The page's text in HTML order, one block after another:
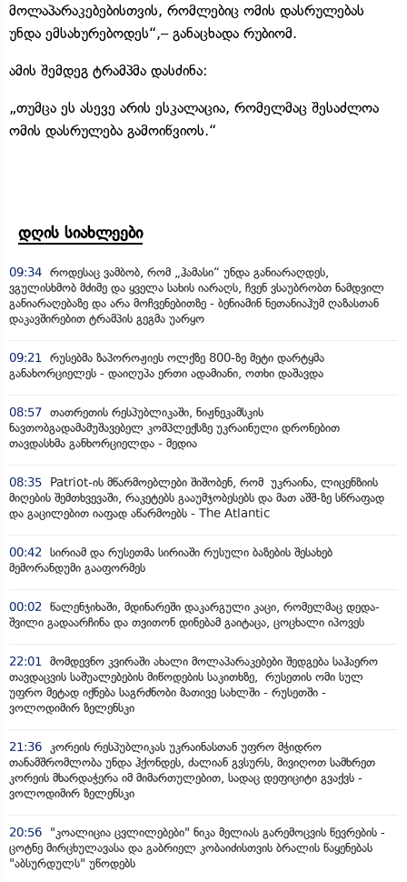
მოლაპარაკებებისთვის, რომლებიც ომის დასრულებას
უნდა ემსახურებოდეს“,– განაცხადა რუბიომ.
ამის შემდეგ ტრამპმა დასძინა:
„თუმცა ეს ასევე არის ესკალაცია, რომელმაც შესაძლოა
ომის დასრულება გამოიწვიოს.“
დღის სიახლეები
09:34 როდესაც ვამბობ, რომ „ჰამასი“ უნდა განიარაღდეს,
ვგულისხმობ მძიმე და ყველა სახის იარაღს, ჩვენ ვსაუბრობთ ნამდვილ
განიარაღებაზე და არა მოჩვენებითზე - ბენიამინ ნეთანიაჰუმ ღაზასთან
დაკავშირებით ტრამპის გეგმა უარყო
09:21
რუსებმა ზაპოროჟიეს ოლქზე 800-ზე მეტი დარტყმა
განახორციელეს - დაიღუპა ერთი ადამიანი, ოთხი დაშავდა
08:57 თათრეთის რესპუბლიკაში, ნიჟნეკამსკის
ნავთობგადამამუშავებელ კომპლექსზე უკრაინული დრონებით
თავდასხმა განხორციელდა - მედია
08:35
Patriot-ის მწარმოებლები შიშობენ, რომ უკრაინა, ლიცენზიის
მიღების შემთხვევაში, რაკეტებს გააუმჯობესებს და მათ აშშ-ზე სწრაფად
და გაცილებით იაფად აწარმოებს - The Atlantic
00:42
სირიამ და რუსეთმა სირიაში რუსული ბაზების შესახებ
მემორანდუმი გააფორმეს
00:02
წალენჯიხაში, მდინარეში დაკარგული კაცი, რომელმაც დედა-
შვილი გადაარჩინა და თვითონ დინებამ გაიტაცა, ცოცხალი იპოვეს
22:01
მომდევნო კვირაში ახალი მოლაპარაკებები შედგება საჰაერო
თავდაცვის საშუალებების მიწოდების საკითხზე, რუსეთის ომი სულ
უფრო მეტად იქნება საგრძნობი მათივე სახლში - რუსეთში -
ვოლოდიმირ ზელენსკი
21:36
კორეის რესპუბლიკას უკრაინასთან უფრო მჭიდრო
თანამშრომლობა უნდა ჰქონდეს, ძალიან გვსურს, მივიღოთ სამხრეთ
კორეის მხარდაჭერა იმ მიმართულებით, სადაც დეფიციტი გვაქვს -
ვოლოდიმირ ზელენსკი
20:56
"კოალიცია ცვლილებები" ნიკა მელიას გარემოცვის წევრების -
ცოტნე მირცხულავასა და გაბრიელ კობაიძისთვის ბრალის წაყენებას
"აბსურდულს" უწოდებს